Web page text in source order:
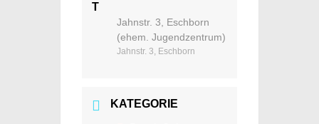
T
Jahnstr. 3, Eschborn
(ehem. Jugendzentrum)
Jahnstr. 3, Eschborn
KATEGORIE